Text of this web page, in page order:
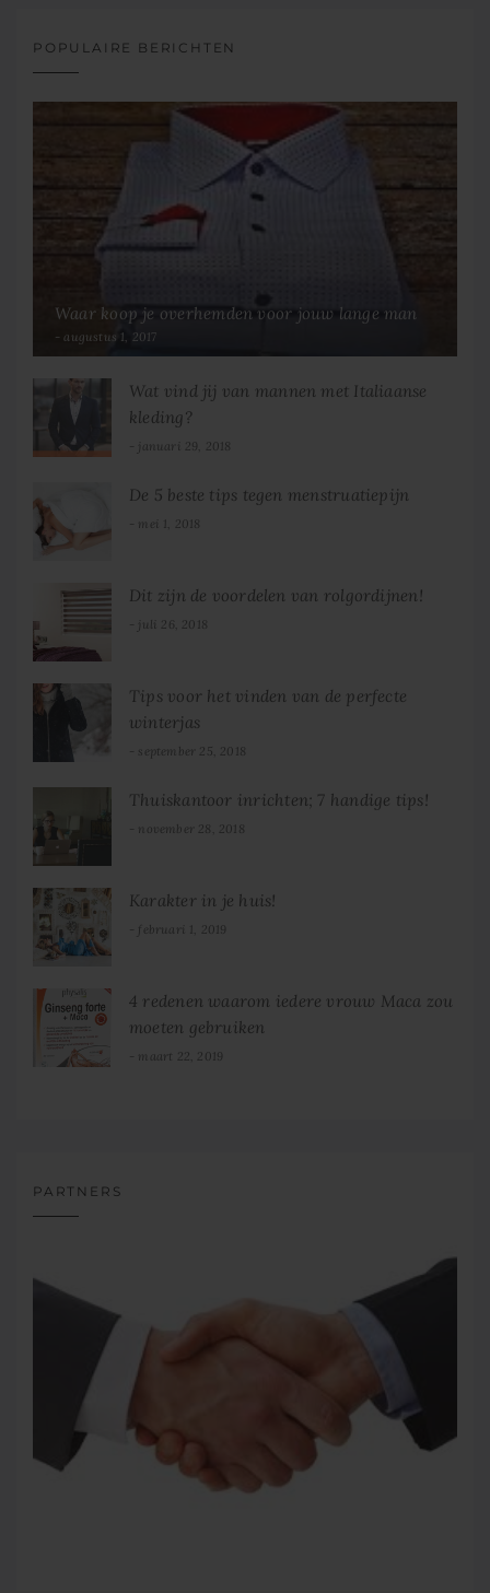
POPULAIRE BERICHTEN
Waar koop je overhemden voor jouw lange man
augustus 1, 2017
Wat vind jij van mannen met Italiaanse
kleding?
januari 29, 2018
De 5 beste tips tegen menstruatiepijn
mei 1, 2018
Dit zijn de voordelen van rolgordijnen!
juli 26, 2018
Tips voor het vinden van de perfecte
winterjas
september 25, 2018
Thuiskantoor inrichten; 7 handige tips!
november 28, 2018
Karakter in je huis!
februari 1, 2019
4 redenen waarom iedere vrouw Maca zou
moeten gebruiken
maart 22, 2019
PARTNERS